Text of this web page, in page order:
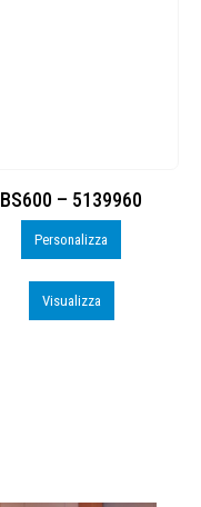
BS600 – 5139960
Personalizza
Visualizza